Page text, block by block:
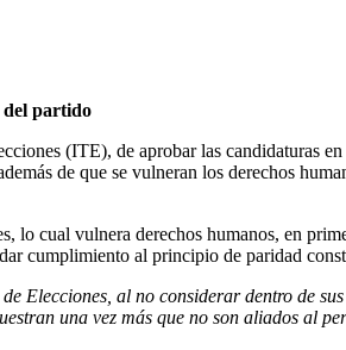
del partido
(ITE), de aprobar las candidaturas
de que se vulneran los derechos
cual vulnera derechos humanos, en
cumplimiento al principio de paridad
Elecciones, al no considerar dentro de
una vez más que no son aliados al